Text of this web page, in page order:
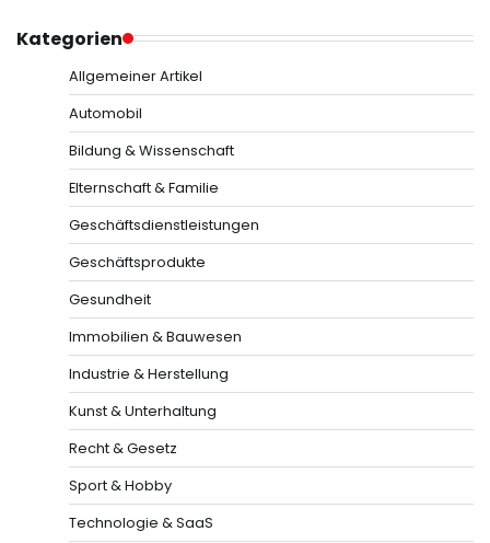
Kategorien
Allgemeiner Artikel
Automobil
Bildung & Wissenschaft
Elternschaft & Familie
Geschäftsdienstleistungen
Geschäftsprodukte
Gesundheit
Immobilien & Bauwesen
Industrie & Herstellung
Kunst & Unterhaltung
Recht & Gesetz
Sport & Hobby
Technologie & SaaS